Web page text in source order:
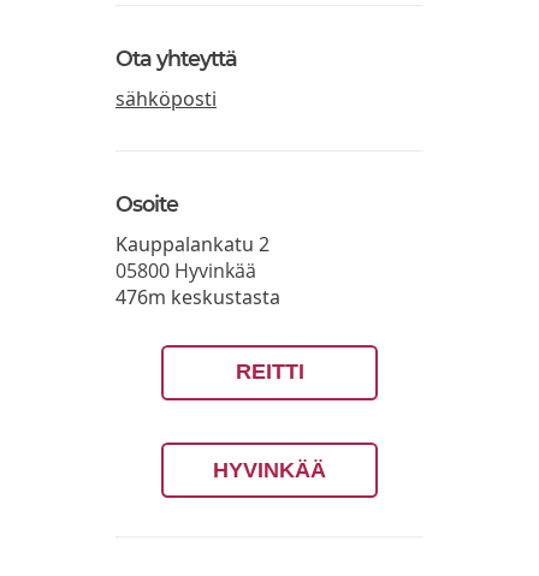
Ota yhteyttä
sähköposti
Osoite
Kauppalankatu 2
05800 Hyvinkää
476m keskustasta
REITTI
HYVINKÄÄ